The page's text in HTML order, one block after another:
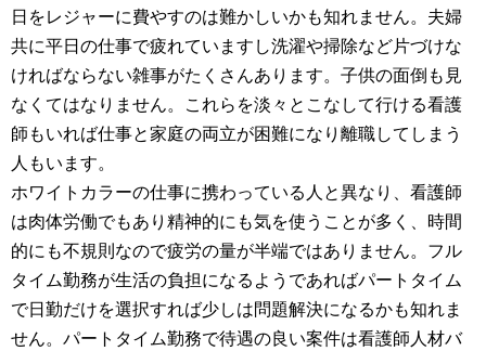
日をレジャーに費やすのは難かしいかも知れません。夫婦
共に平日の仕事で疲れていますし洗濯や掃除など片づけな
ければならない雑事がたくさんあります。子供の面倒も見
なくてはなりません。これらを淡々とこなして行ける看護
師もいれば仕事と家庭の両立が困難になり離職してしまう
人もいます。
ホワイトカラーの仕事に携わっている人と異なり、看護師
は肉体労働でもあり精神的にも気を使うことが多く、時間
的にも不規則なので疲労の量が半端ではありません。フル
タイム勤務が生活の負担になるようであればパートタイム
で日勤だけを選択すれば少しは問題解決になるかも知れま
せん。パートタイム勤務で待遇の良い案件は看護師人材バ